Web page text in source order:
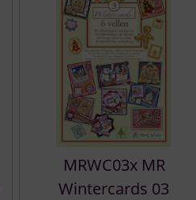
MRWC03x MR
Wintercards 03